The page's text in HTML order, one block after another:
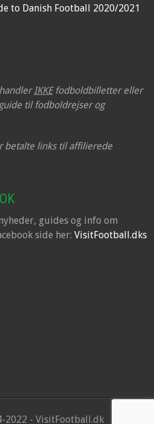
to Danish Football 2020/2021
IKKEfodboldbilletter eller
til fodboldrejser og
betalte links til affilierede
guides og info om
side her: VisitFootball.dks
2022 - VisitFootball.dk